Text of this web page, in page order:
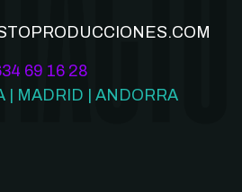
69 16 28
| MADRID | ANDORRA